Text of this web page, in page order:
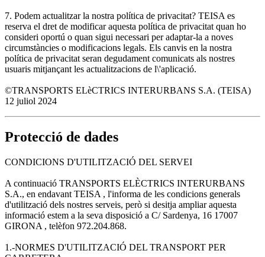
7. Podem actualitzar la nostra política de privacitat? TEISA es
reserva el dret de modificar aquesta política de privacitat quan ho
consideri oportú o quan sigui necessari per adaptar-la a noves
circumstàncies o modificacions legals. Els canvis en la nostra
política de privacitat seran degudament comunicats als nostres
usuaris mitjançant les actualitzacions de l\'aplicació.
©TRANSPORTS ELèCTRICS INTERURBANS S.A. (TEISA)
12 juliol 2024
Protecció de dades
CONDICIONS D'UTILITZACIÓ DEL SERVEI
A continuació TRANSPORTS ELÈCTRICS INTERURBANS
S.A., en endavant TEISA , l'informa de les condicions generals
d'utilització dels nostres serveis, però si desitja ampliar aquesta
informació estem a la seva disposició a C/ Sardenya, 16 17007
GIRONA , telèfon 972.204.868.
1.-NORMES D'UTILITZACIÓ DEL TRANSPORT PER